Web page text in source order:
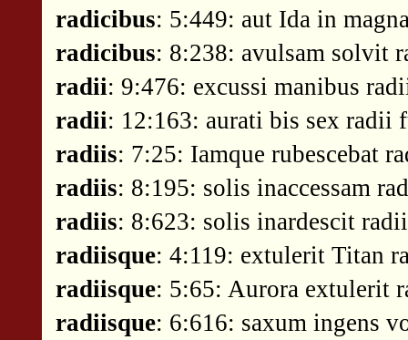
radicibus: 5:449: aut Ida in
radicibus: 8:238: avulsam solvit
radii: 9:476: excussi manibus
radii: 12:163: aurati bis sex radii
radiis: 7:25: Iamque rubescebat
radiis: 8:195: solis inaccessam
radiis: 8:623: solis inardescit
radiisque: 4:119: extulerit Titan
radiisque: 5:65: Aurora extulerit
radiisque: 6:616: saxum ingens